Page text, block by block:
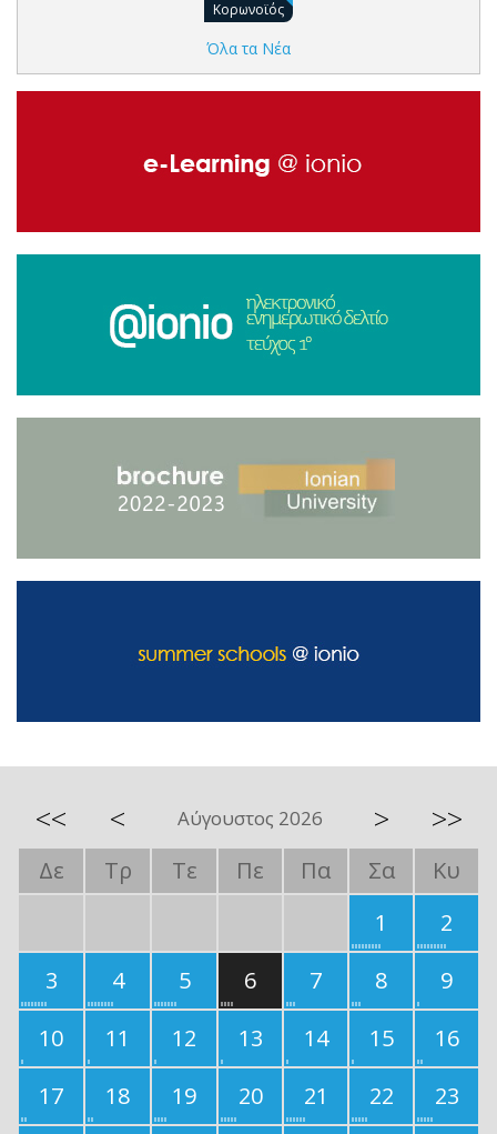
Κορωνοϊός
Όλα τα Νέα
<< < Αύγουστος 2026 > >>
Δε Τρ Τε Πε Πα Σα
Κυ
1
2
3
4 5 6 7 8
9
10
11 12 13 14 15
16
17
18 19 20 21 22
23